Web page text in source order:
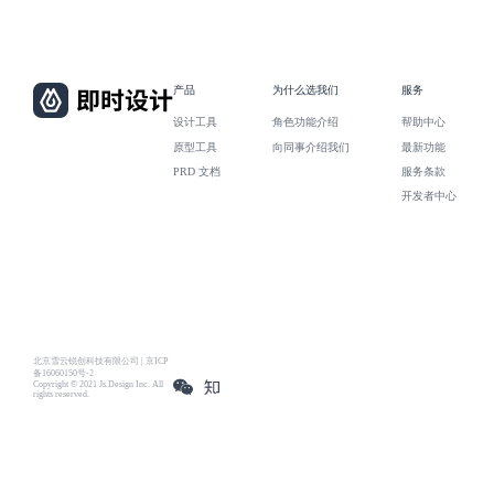
北京雪云锐创科技有限公司 | 京ICP
备16060150号-2
Copyright © 2021 Js.Design Inc. All
rights reserved.
产品
设计工具
原型工具
PRD 文档
为什么选我们
角色功能介绍
向同事介绍我们
服务
帮助中心
最新功能
服务条款
开发者中心